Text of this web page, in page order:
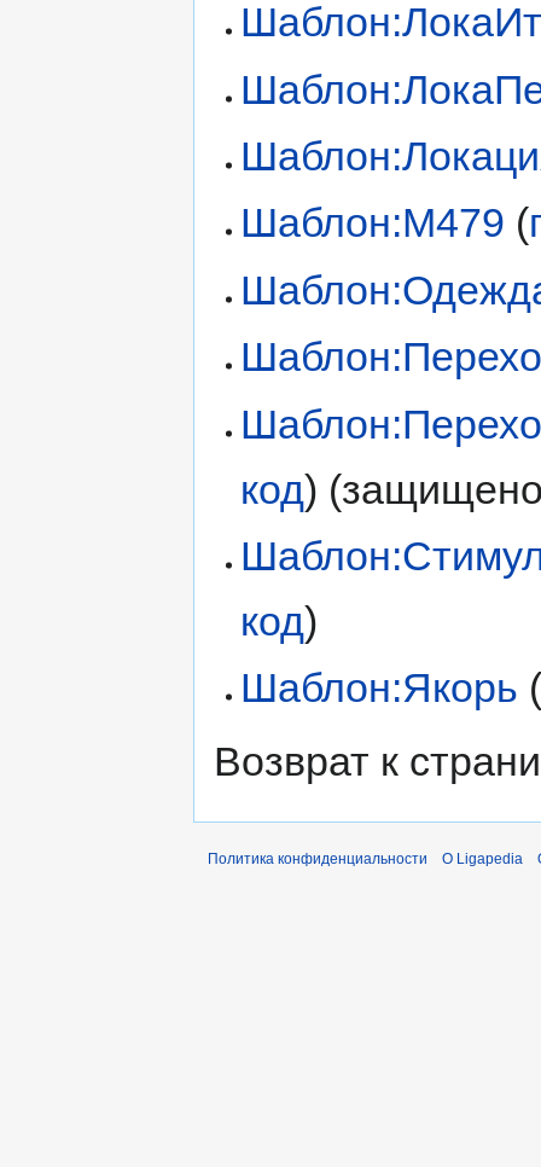
Шаблон:М479 (
код)
код)
Шаблон:Якорь
Возврат к
Политика конфиденциальности О Ligapedia